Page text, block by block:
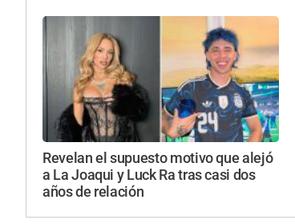
Revelan el supuesto motivo que alejó
a La Joaqui y Luck Ra tras casi dos
años de relación